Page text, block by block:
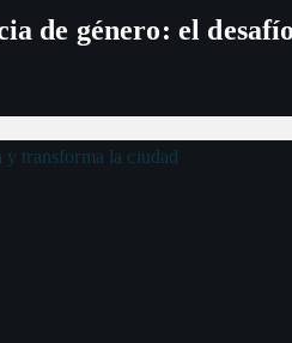
de género: el